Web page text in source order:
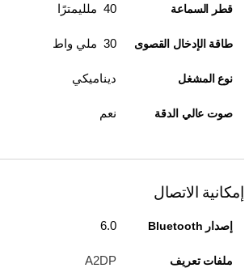
قطر السماعة 40 ملليمترًا
طاقة الإدخال القصوى 30 ملي واط
نوع المشغل ديناميكي
صوت عالي الدقة نعم
إمكانية الاتصال
إصدار Bluetooth 6.0
ملفات تعريف
A2DP